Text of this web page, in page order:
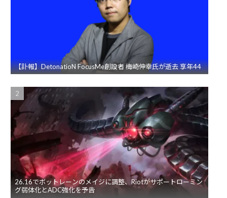
【訃報】DetonatioN FocusMe創設者 梅崎伸幸氏が逝去 享年44
26.16でボットレーンのメイジに調整、Riotがサポートローミン
グ弱体化とADC強化を予告